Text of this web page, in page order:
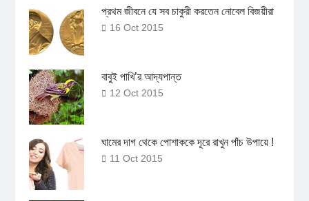
প্রথম জীবনে যে সব চাকুরী করতেন নোবেল বিজয়ীরা
16 Oct 2015
বাবুই পাখি’র আদ্যপান্ত
12 Oct 2015
ঘামের দাগ থেকে পোশাককে দূরে রাখুন পাঁচ উপায়ে !
11 Oct 2015